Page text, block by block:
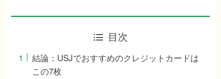
目次
結論：USJでおすすめのクレジットカードは
この7枚